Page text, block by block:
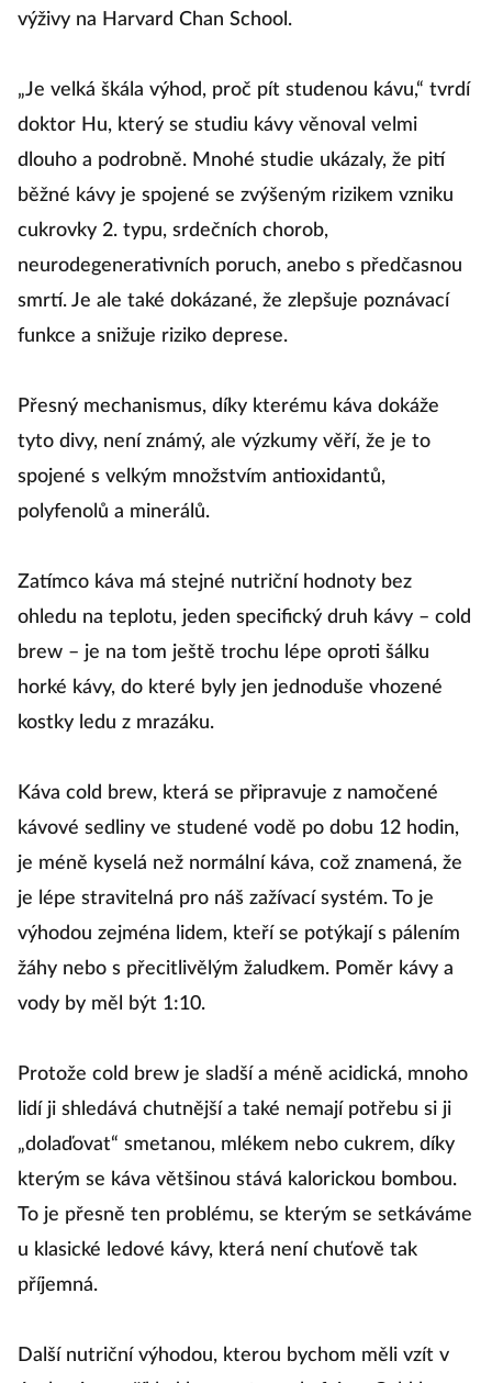
výživy na Harvard Chan School.
„Je velká škála výhod, proč pít studenou kávu,“ tvrdí
doktor Hu, který se studiu kávy věnoval velmi
dlouho a podrobně. Mnohé studie ukázaly, že pití
běžné kávy je spojené se zvýšeným rizikem vzniku
cukrovky 2. typu, srdečních chorob,
neurodegenerativních poruch, anebo s předčasnou
smrtí. Je ale také dokázané, že zlepšuje poznávací
funkce a snižuje riziko deprese.
Přesný mechanismus, díky kterému káva dokáže
tyto divy, není známý, ale výzkumy věří, že je to
spojené s velkým množstvím antioxidantů,
polyfenolů a minerálů.
Zatímco káva má stejné nutriční hodnoty bez
ohledu na teplotu, jeden specifický druh kávy – cold
brew – je na tom ještě trochu lépe oproti šálku
horké kávy, do které byly jen jednoduše vhozené
kostky ledu z mrazáku.
Káva cold brew, která se připravuje z namočené
kávové sedliny ve studené vodě po dobu 12 hodin,
je méně kyselá než normální káva, což znamená, že
je lépe stravitelná pro náš zažívací systém. To je
výhodou zejména lidem, kteří se potýkají s pálením
žáhy nebo s přecitlivělým žaludkem. Poměr kávy a
vody by měl být 1:10.
Protože cold brew je sladší a méně acidická, mnoho
lidí ji shledává chutnější a také nemají potřebu si ji
„dolaďovat“ smetanou, mlékem nebo cukrem, díky
kterým se káva většinou stává kalorickou bombou.
To je přesně ten problému, se kterým se setkáváme
u klasické ledové kávy, která není chuťově tak
příjemná.
Další nutriční výhodou, kterou bychom měli vzít v